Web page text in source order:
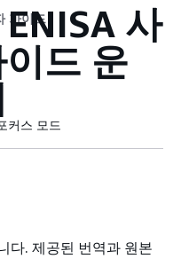
가이드
사
드 운
커스 모드
다. 제공된 번역과 원본